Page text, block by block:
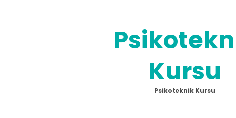
Kursu
Psikoteknik Kursu